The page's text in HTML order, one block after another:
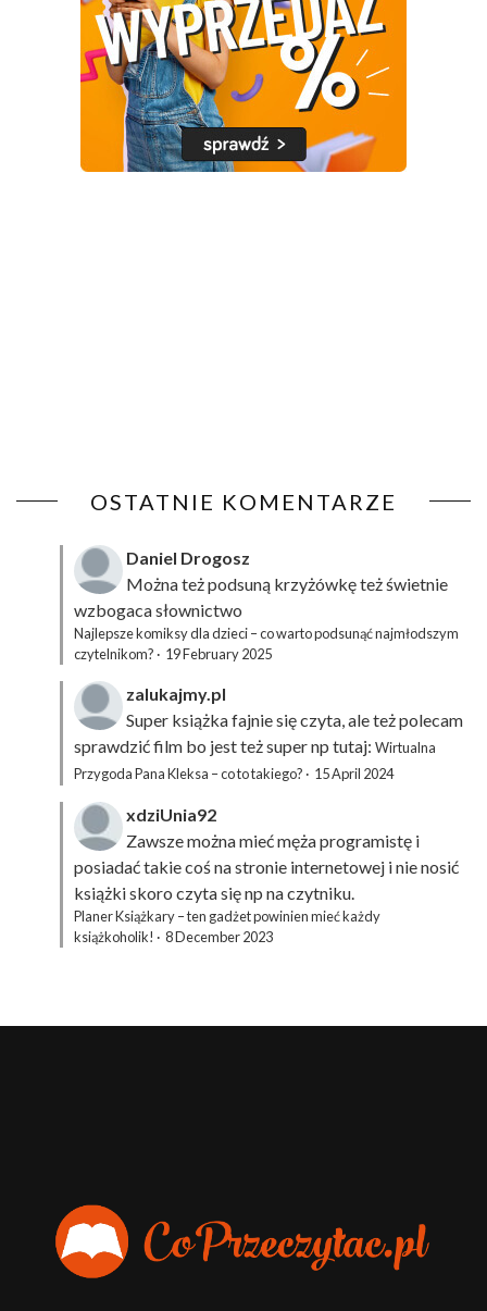
OSTATNIE KOMENTARZE
Daniel Drogosz
Można też podsuną krzyżówkęteż świetnie
wzbogaca słownictwo
Najlepsze komiksy dla dzieci – co warto podsunąć najmłodszym
czytelnikom? · 19 February 2025
zalukajmy.pl
Super książka fajnie się czyta, ale też polecam
sprawdzić film bo jest też super np tutaj: Wirtualna
Przygoda Pana Kleksa – co to takiego? · 15 April 2024
xdziUnia92
Zawsze można mieć męża programistę i
posiadać takie coś na stronie internetowej i nie nosić
książki skoro czyta się np na czytniku.
Planer Książkary – ten gadżet powinien mieć każdy
książkoholik! · 8 December 2023